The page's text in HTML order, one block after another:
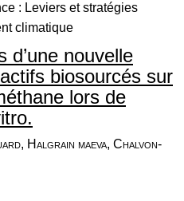
: Leviers et stratégies
climatique
d’une nouvelle
biosourcés sur
lors de
Halgrain maeva, Chalvon-